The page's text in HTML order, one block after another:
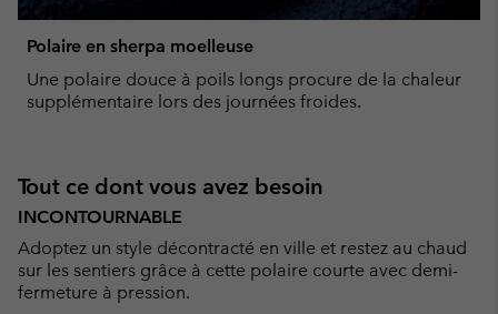
Polaire en sherpa moelleuse
Une polaire douce à poils longs procure de la chaleur
supplémentaire lors des journées froides.
Tout ce dont vous avez besoin
INCONTOURNABLE
Adoptez un style décontracté en ville et restez au chaud
sur les sentiers grâce à cette polaire courte avec demi-
fermeture à pression.